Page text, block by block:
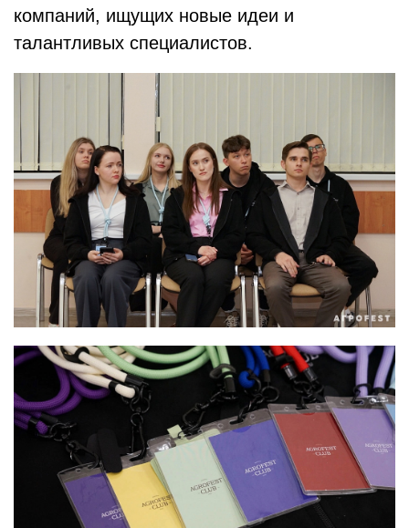
компаний, ищущих новые идеи и
талантливых специалистов.